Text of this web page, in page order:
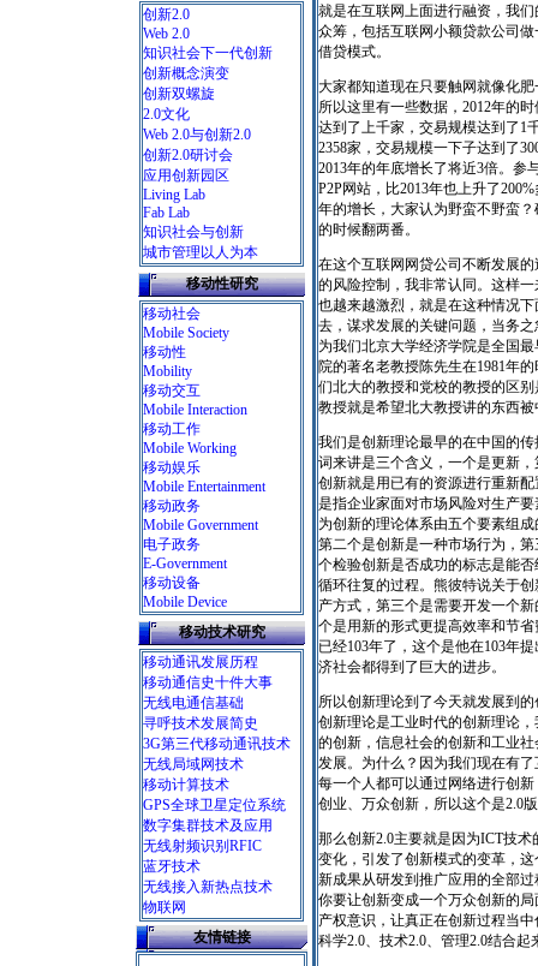
创新2.0
Web 2.0
知识社会下一代创新
创新概念演变
创新双螺旋
2.0文化
Web 2.0与创新2.0
创新2.0研讨会
应用创新园区
Living Lab
Fab Lab
知识社会与创新
城市管理以人为本
移动性研究
移动社会
Mobile Society
移动性
Mobility
移动交互
Mobile Interaction
移动工作
Mobile Working
移动娱乐
Mobile Entertainment
移动政务
Mobile Government
电子政务
E-Government
移动设备
Mobile Device
移动技术研究
移动通讯发展历程
移动通信史十件大事
无线电通信基础
寻呼技术发展简史
3G第三代移动通讯技术
无线局域网技术
移动计算技术
GPS全球卫星定位系统
数字集群技术及应用
无线射频识别RFIC
蓝牙技术
无线接入新热点技术
物联网
友情链接
就是在互联网上面进行融资，我
众筹，包括互联网小额贷款公司
借贷模式。
大家都知道现在只要触网就像化
所以这里有一些数据，2012年的
达到了上千家，交易规模达到了1
2358家，交易规模一下子达到了
2013年的年底增长了将近3倍。参
P2P网站，比2013年也上升了
年的增长，大家认为野蛮不野蛮
的时候翻两番。
在这个互联网网贷公司不断发展
的风险控制，我非常认同。这样
也越来越激烈，就是在这种情况
去，谋求发展的关键问题，当务
为我们北京大学经济学院是全国
院的著名老教授陈先生在1981年
们北大的教授和党校的教授的区
教授就是希望北大教授讲的东西
我们是创新理论最早的在中国的
词来讲是三个含义，一个是更新
创新就是用已有的资源进行重新
是指企业家面对市场风险对生产
为创新的理论体系由五个要素组
第二个是创新是一种市场行为，
个检验创新是否成功的标志是能
循环往复的过程。熊彼特说关于
产方式，第三个是需要开发一个
个是用新的形式更提高效率和节
已经103年了，这个是他在103年
济社会都得到了巨大的进步。
所以创新理论到了今天就发展到
创新理论是工业时代的创新理论
的创新，信息社会的创新和工业
发展。为什么？因为我们现在有
每一个人都可以通过网络进行创
创业、万众创新，所以这个是2.0
那么创新2.0主要就是因为ICT技
变化，引发了创新模式的变革，
新成果从研发到推广应用的全部
你要让创新变成一个万众创新的
产权意识，让真正在创新过程当
科学2.0、技术2.0、管理2.0结合